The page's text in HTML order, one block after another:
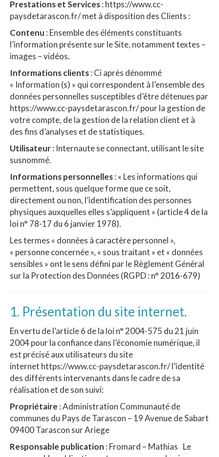
Prestations et Services: https://www.cc-
paysdetarascon.fr/ met à disposition des Clients :
Contenu : Ensemble des éléments constituants
l’information présente sur le Site, notamment textes –
images – vidéos.
Informations clients: Ci après dénommé
« Information (s) » qui correspondent à l’ensemble des
données personnelles susceptibles d’être détenues par
https://www.cc-paysdetarascon.fr/ pour la gestion de
votre compte, de la gestion de la relation client et à
des fins d’analyses et de statistiques.
Utilisateur: Internaute se connectant, utilisant le site
susnommé.
Informations personnelles: « Les informations qui
permettent, sous quelque forme que ce soit,
directement ou non, l’identification des personnes
physiques auxquelles elles s’appliquent » (article 4 de la
loi n° 78-17 du 6 janvier 1978).
Les termes « données à caractère personnel »,
« personne concernée », « sous traitant » et « données
sensibles » ont le sens défini par le Règlement Général
sur la Protection des Données (RGPD : n° 2016-679)
1. Présentation du site internet.
En vertu de l’article 6 de la loi n° 2004-575 du 21 juin
2004 pour la confiance dans l’économie numérique, il
est précisé aux utilisateurs du site
internet https://www.cc-paysdetarascon.fr/ l’identité
des différents intervenants dans le cadre de sa
réalisation et de son suivi:
Propriétaire : Administration Communauté de
communes du Pays de Tarascon – 19 Avenue de Sabart
09400 Tarascon sur Ariege
Responsable publication : Fromard – Mathias Le